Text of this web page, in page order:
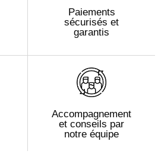
Paiements
sécurisés et
garantis
Accompagnement
et conseils par
notre équipe